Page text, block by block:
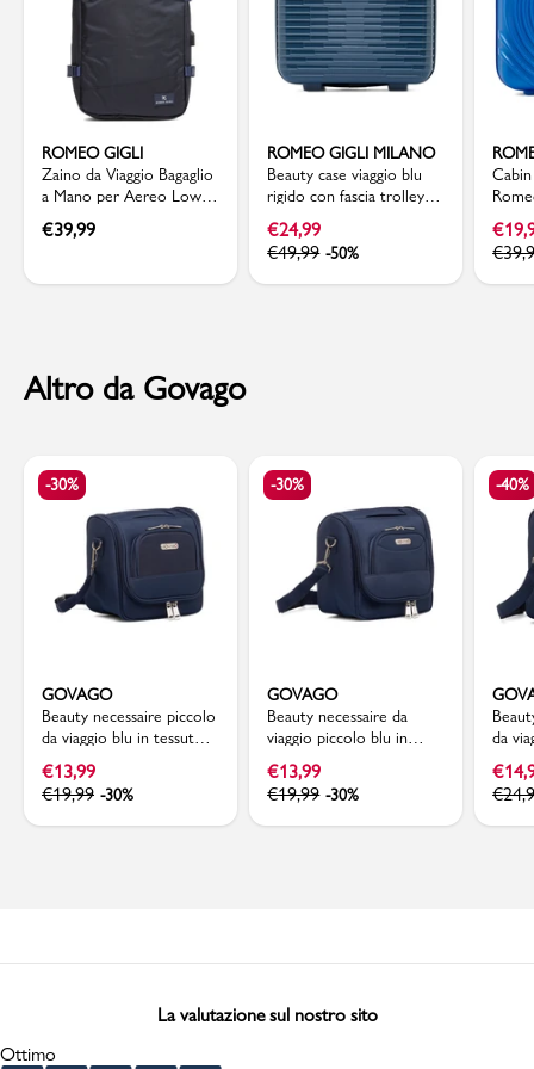
ROMEO GIGLI
Zaino da Viaggio Bagaglio
a Mano per Aereo Low
Cost blu Romeo Gigli
€39,99
ROMEO GIGLI MILANO
Beauty case viaggio blu
rigido con fascia trolley
Romeo Gigli Milano
€24,99
€49,99 -50%
€
€
Altro da Govago
-30%
GOVAGO
Beauty necessaire piccolo
da viaggio blu in tessuto
Govago
€13,99
€19,99 -30%
-30%
GOVAGO
Beauty necessaire da
viaggio piccolo blu in
tessuto Govago
€13,99
€19,99 -30%
-40%
da
€
€
La valutazione sul nostro sito
Ottimo